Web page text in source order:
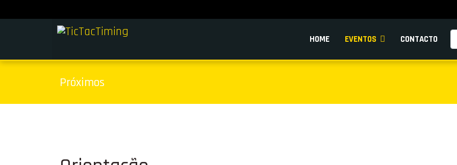
HOME EVENTOS CONTACTO
Próximos